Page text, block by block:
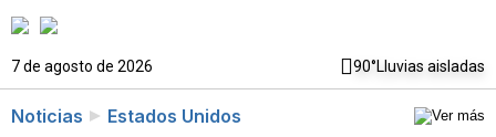
7 de agosto de 2026 90°Lluvias aisladas
Noticias Estados Unidos